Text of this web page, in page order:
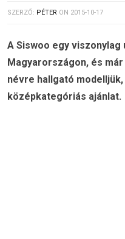
SZERZŐ: PÉTER ON 2015-10-17
A Siswoo egy
Magyarországon, és
névre hallgató
középkategóriás ajánlat.